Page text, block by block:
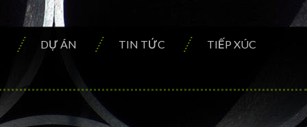
DỰ ÁN TIN TỨC TIẾP XÚC